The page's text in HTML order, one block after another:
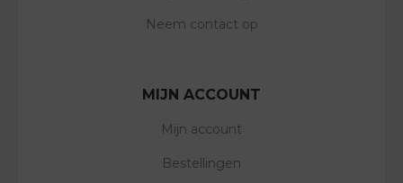
Neem contact op
MIJN ACCOUNT
Mijn account
Bestellingen